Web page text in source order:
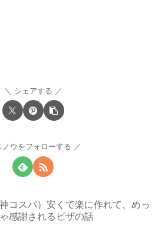
シェアする
ノウをフォローする
神コスパ）安くて楽に作れて、めっ
感謝されるピザの話